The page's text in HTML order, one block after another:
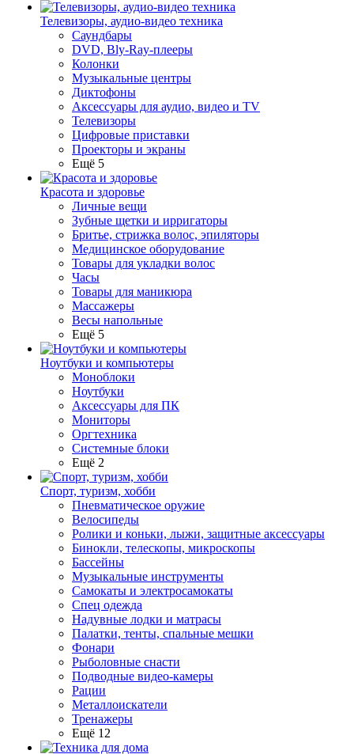
Телевизоры, аудио-видео техника
Саундбары
DVD, Bly-Ray-плееры
Колонки
Музыкальные центры
Диктофоны
Аксессуары для аудио, видео и TV
Телевизоры
Цифровые приставки
Проекторы и экраны
Ещё 5
Красота и здоровье
Личные вещи
Зубные щетки и ирригаторы
Бритье, стрижка волос, эпиляторы
Медицинское оборудование
Товары для укладки волос
Часы
Товары для маникюра
Массажеры
Весы напольные
Ещё 5
Ноутбуки и компьютеры
Моноблоки
Ноутбуки
Аксессуары для ПК
Мониторы
Оргтехника
Системные блоки
Ещё 2
Спорт, туризм, хобби
Пневматическое оружие
Велосипеды
Ролики и коньки, лыжи, защитные аксессуары
Бинокли, телескопы, микроскопы
Бассейны
Музыкальные инструменты
Самокаты и электросамокаты
Спец одежда
Надувные лодки и матрасы
Палатки, тенты, спальные мешки
Фонари
Рыболовные снасти
Подводные видео-камеры
Рации
Металлоискатели
Тренажеры
Ещё 12